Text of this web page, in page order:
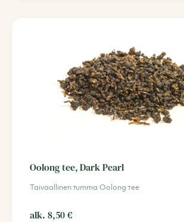
Oolong tee, Dark Pearl
Taivaallinen tumma Oolong tee
alk. 8,50€